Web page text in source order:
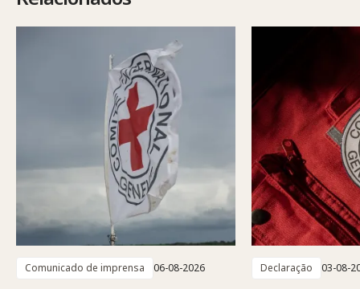
Comunicado de imprensa 06-08-2026 Declaração 03-08-